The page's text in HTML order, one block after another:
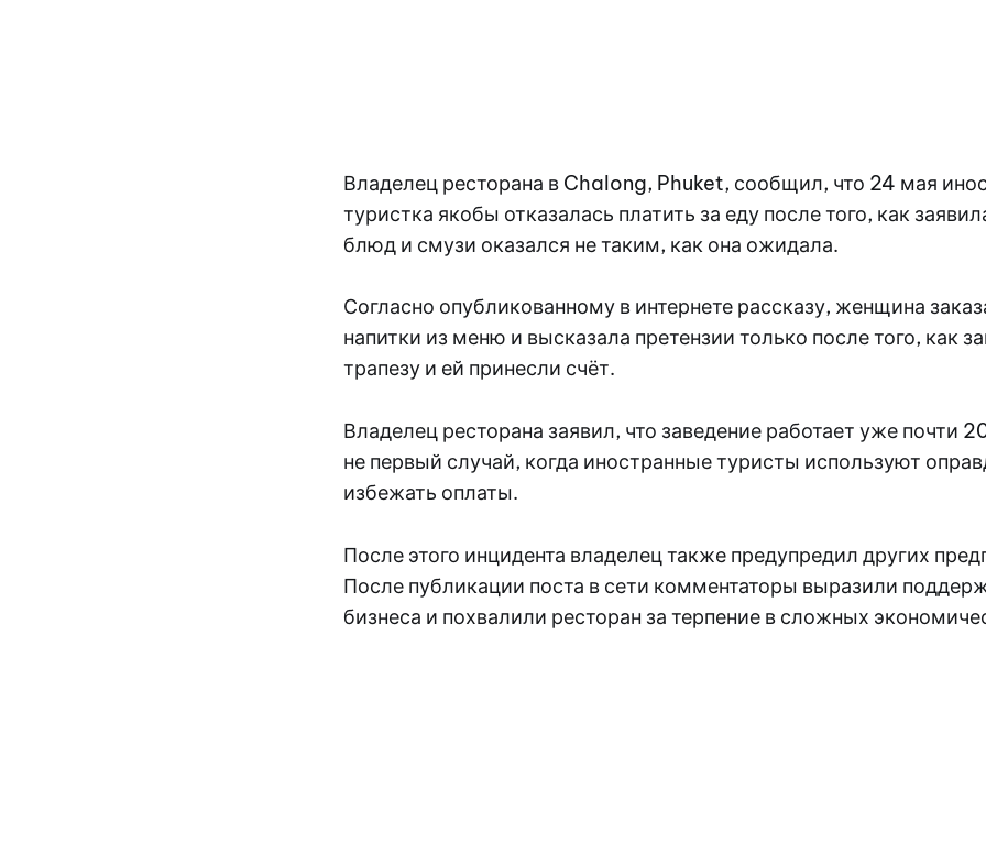
Владелец ресторана в Chalong, Phuket, сообщил, что 24 мая
туристка якобы отказалась платить за еду после того, как
блюд и смузи оказался не таким, как она ожидала.
Согласно опубликованному в интернете рассказу, женщина
напитки из меню и высказала претензии только после того, как
трапезу и ей принесли счёт.
Владелец ресторана заявил, что заведение работает уже почти
не первый случай, когда иностранные туристы используют
избежать оплаты.
После этого инцидента владелец также предупредил других
После публикации поста в сети комментаторы выразили
бизнеса и похвалили ресторан за терпение в сложных